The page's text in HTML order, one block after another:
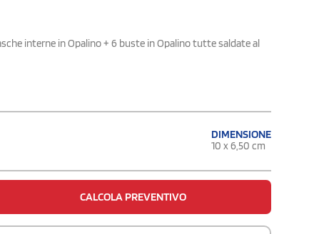
interne in Opalino + 6 buste in Opalino tutte saldate al
DIMENSIONE
10 x 6,50 cm
CALCOLA PREVENTIVO